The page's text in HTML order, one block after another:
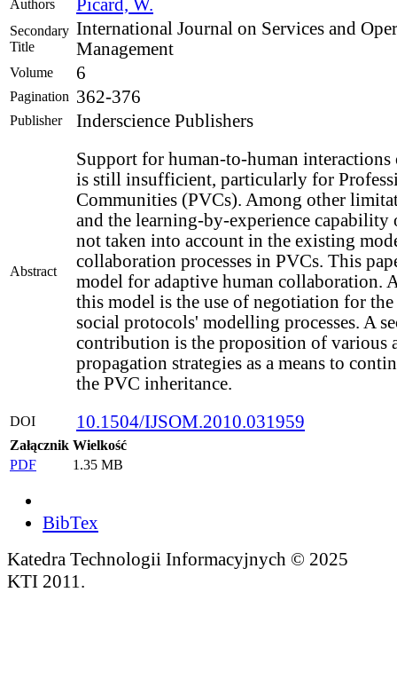
Authors Picard, W.
Secondary
Title
International Journal on Services and
Management
Volume 6
Pagination 362-376
Publisher Inderscience Publishers
Abstract
Support for human-to-human interactions
is still insufficient, particularly for
Communities (PVCs). Among other
and the learning-by-experience capability
not taken into account in the existing
collaboration processes in PVCs. This
model for adaptive human collaboration.
this model is the use of negotiation for
social protocols' modelling processes. A
contribution is the proposition of various
propagation strategies as a means to
the PVC inheritance.
DOI 10.1504/IJSOM.2010.031959
Załącznik Wielkość
PDF
1.35 MB
BibTex
Katedra Technologii Informacyjnych © 2025
KTI 2011.